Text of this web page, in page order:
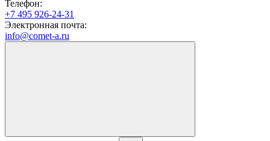
Телефон:
+7 495 926-24-31
Электронная почта:
info@comet-a.ru